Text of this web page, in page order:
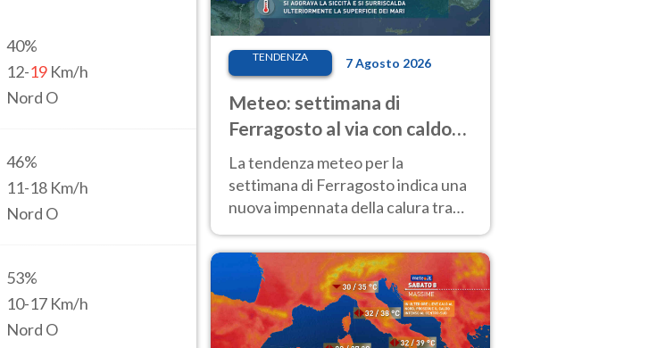
40%
12-19 Km/h
Nord O
46%
11-18 Km/h
Nord O
53%
10-17 Km/h
Nord O
TENDENZA 7 Agosto 2026
Meteo: settimana di
Ferragosto al via con caldo
intenso e qualche temporale
La tendenza meteo per la
settimana di Ferragosto indica una
nuova impennata della calura tra
anche al Nord.